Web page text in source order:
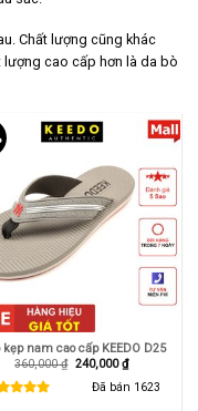
Chất lượng cũng khác
cao cấp hơn là da bò
kẹp nam cao cấp KEEDO D25
360,000₫ Giá
240,000₫Giá
hiện
tại
Đã bán 1623